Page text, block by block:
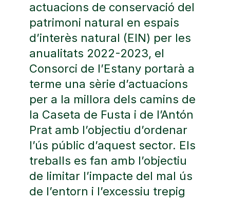
actuacions de conservació del
patrimoni natural en espais
d’interès natural (EIN) per les
anualitats 2022-2023, el
Consorci de l’Estany portarà a
terme una sèrie d’actuacions
per a la millora dels camins de
la Caseta de Fusta i de l’Antón
Prat amb l’objectiu d’ordenar
l’ús públic d’aquest sector. Els
treballs es fan amb l’objectiu
de limitar l’impacte del mal ús
de l’entorn i l’excessiu trepig